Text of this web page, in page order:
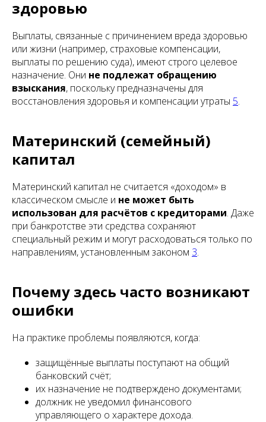
здоровью
Выплаты, связанные с причинением вреда здоровью
или жизни (например, страховые компенсации,
выплаты по решению суда), имеют строго целевое
назначение. Они не подлежат обращению
взыскания, поскольку предназначены для
восстановления здоровья и компенсации утраты 5.
Материнский (семейный)
капитал
Материнский капитал не считается «доходом» в
классическом смысле и не может быть
использован для расчётов с кредиторами. Даже
при банкротстве эти средства сохраняют
специальный режим и могут расходоваться только по
направлениям, установленным законом 3.
Почему здесь часто возникают
ошибки
На практике проблемы появляются, когда:
защищённые выплаты поступают на общий
банковский счёт;
их назначение не подтверждено документами;
должник не уведомил финансового
управляющего о характере дохода.